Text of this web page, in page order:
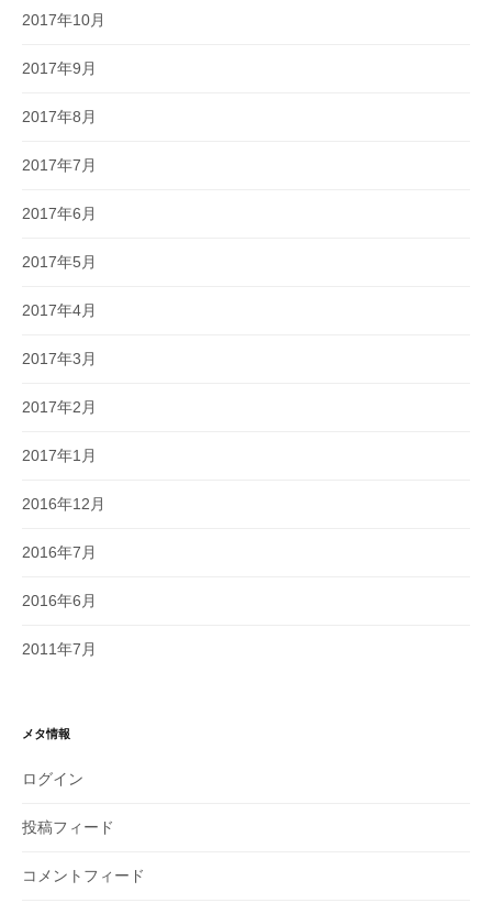
2017年10月
2017年9月
2017年8月
2017年7月
2017年6月
2017年5月
2017年4月
2017年3月
2017年2月
2017年1月
2016年12月
2016年7月
2016年6月
2011年7月
メタ情報
ログイン
投稿フィード
コメントフィード